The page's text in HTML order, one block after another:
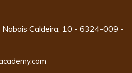
Nabais Caldeira, 10 - 6324-009 -